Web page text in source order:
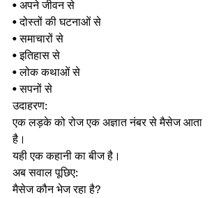
• अपने जीवन से
• दोस्तों की घटनाओं से
• समाचारों से
• इतिहास से
• लोक कथाओं से
• सपनों से
उदाहरण:
एक लड़के को रोज एक अज्ञात नंबर से मैसेज आता
है।
यही एक कहानी का बीज है।
अब सवाल पूछिए:
मैसेज कौन भेज रहा है?